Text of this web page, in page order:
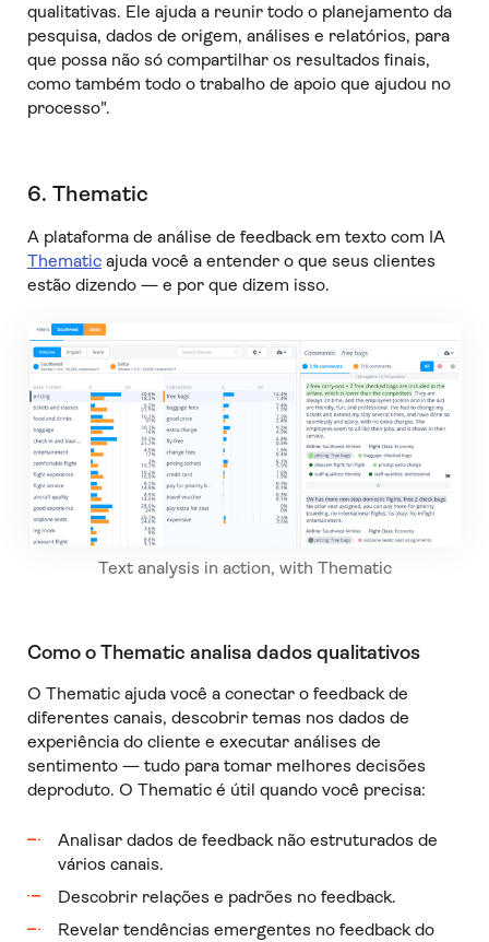
qualitativas. Ele ajuda a reunir todo o planejamento da
pesquisa, dados de origem, análises e relatórios, para
que possa não só compartilhar os resultados finais,
como também todo o trabalho de apoio que ajudou no
processo".
6. Thematic
A plataforma de análise de feedback em texto com IA
Thematicajuda você a entender o que seus clientes
estão dizendo — e por que dizem isso.
Text analysis in action, with Thematic
Como o Thematic analisa dados qualitativos
O Thematic ajuda você a conectar o feedback de
diferentes canais, descobrir temas nos dados de
experiência do cliente e executar análises de
sentimento — tudo para tomar melhores decisões
deproduto. O Thematic é útil quando você precisa:
Analisar dados de feedback não estruturados de
vários canais.
Descobrir relações e padrões no feedback.
Revelar tendências emergentes no feedback do